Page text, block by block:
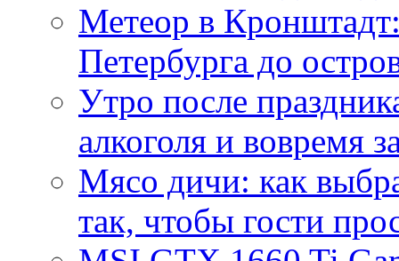
Метеор в
Петербурга до
Утро после
алкоголя и вовремя
Мясо дичи: как
так, чтобы гости